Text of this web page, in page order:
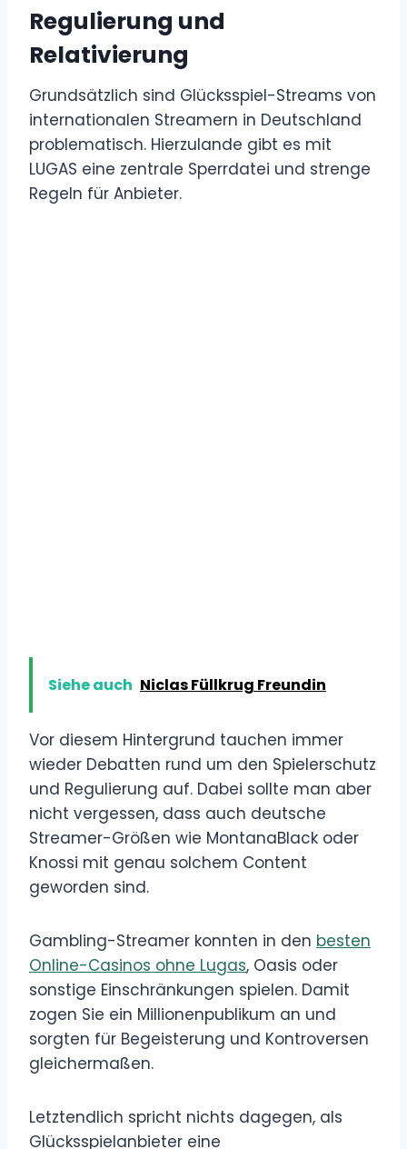
Regulierung und
Relativierung
Grundsätzlich sind Glücksspiel-Streams von
internationalen Streamern in Deutschland
problematisch. Hierzulande gibt es mit
LUGAS eine zentrale Sperrdatei und strenge
Regeln für Anbieter.
Siehe auch Niclas Füllkrug Freundin
Vor diesem Hintergrund tauchen immer
wieder Debatten rund um den Spielerschutz
und Regulierung auf. Dabei sollte man aber
nicht vergessen, dass auch deutsche
Streamer-Größen wie MontanaBlack oder
Knossi mit genau solchem Content
geworden sind.
Gambling-Streamer konnten in den besten
Online-Casinos ohne Lugas, Oasis oder
sonstige Einschränkungen spielen. Damit
zogen Sie ein Millionenpublikum an und
sorgten für Begeisterung und Kontroversen
gleichermaßen.
Letztendlich spricht nichts dagegen, als
Glücksspielanbieter eine